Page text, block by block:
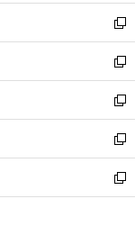
く
ウ
で
開
く
ン
ド
ウ
で
開
く
ウ
ィ
ン
ド
ウ
で
開
く
し
い
ウ
ィ
ン
ド
ウ
で
開
く
新
し
い
ウ
ィ
ン
ド
ウ
で
開
新
し
い
ウ
ィ
ン
ド
ウ
新
し
い
ウ
ィ
ン
新
し
い
ウ
新
し